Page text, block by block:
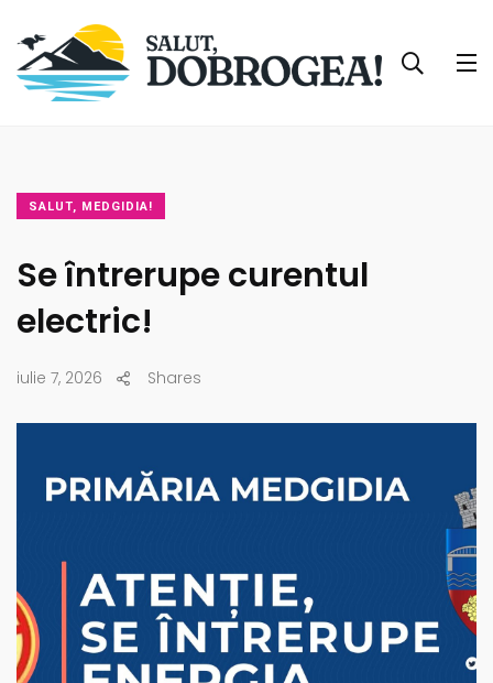
SALUT, MEDGIDIA!
Se întrerupe curentul
electric!
iulie 7, 2026 Shares